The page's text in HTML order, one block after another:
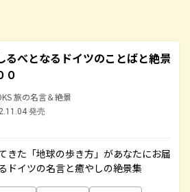
るべとなるドイツのことばと絶景
０
旅の名言＆絶景
発売
きた「地球の歩き方」があなたにお届
ドイツの名言と癒やしの絶景集